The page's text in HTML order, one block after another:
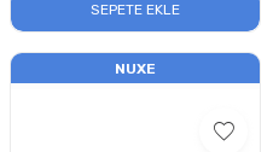
SEPETE EKLE
NUXE